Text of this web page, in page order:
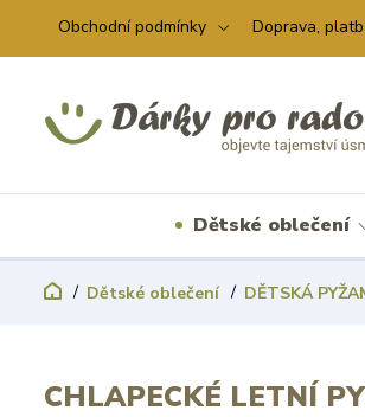
Obchodní podmínky Doprava,
Dětské oblečení
Dětské oblečení DĚTSKÁ
CHLAPECKÉ LETNÍ